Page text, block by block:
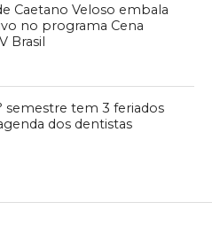
Caetano Veloso embala
no programa Cena
Brasil
semestre tem 3 feriados
dos dentistas